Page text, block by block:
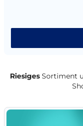
Riesiges Sortiment